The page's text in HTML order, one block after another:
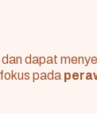
dapat
pada